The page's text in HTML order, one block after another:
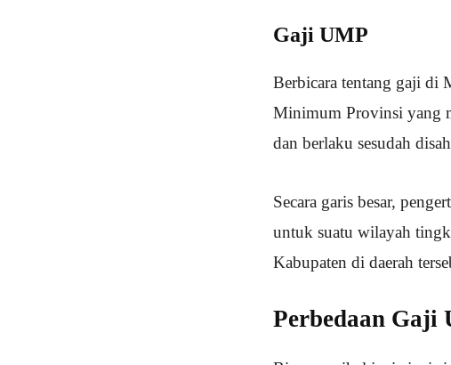
Gaji UMP
Berbicara tentang gaji di
Minimum Provinsi yang
dan berlaku sesudah
Secara garis besar,
untuk suatu wilayah
Kabupaten di daerah
Perbedaan Gaji